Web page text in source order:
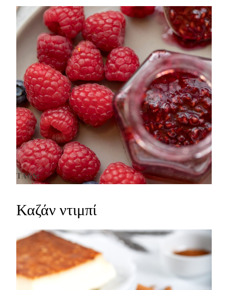
TAGS:
Καζάν ντιμπί